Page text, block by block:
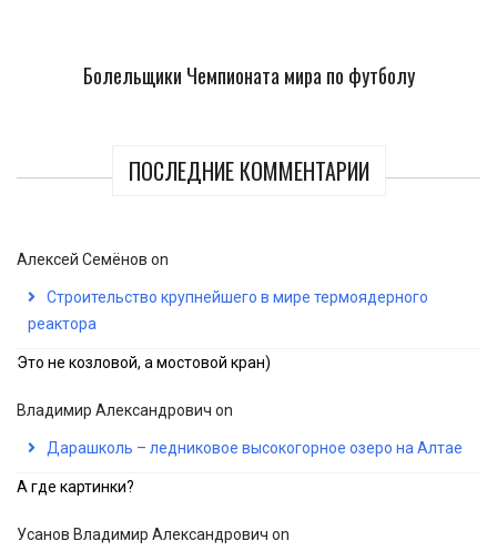
Болельщики Чемпионата мира по футболу
ПОСЛЕДНИЕ КОММЕНТАРИИ
Алексей Семёнов on
Строительство крупнейшего в мире термоядерного
реактора
Это не козловой, а мостовой кран)
Владимир Александрович on
Дарашколь – ледниковое высокогорное озеро на Алтае
А где картинки?
Усанов Владимир Александрович on